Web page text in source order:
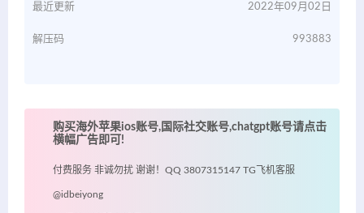
最近更新 2022年09月02日
解压码 993883
购买海外苹果ios账号,国际社交账号,chatgpt账号请点击
横幅广告即可!
付费服务 非诚勿扰 谢谢！QQ 3807315147 TG飞机客服
@idbeiyong